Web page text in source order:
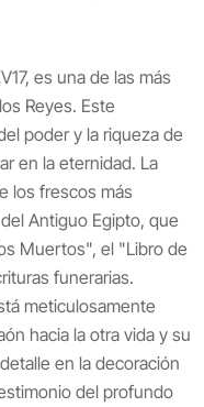
es una de las más
Reyes. Este
poder y la riqueza de
en la eternidad. La
los frescos más
Antiguo Egipto, que
Muertos", el "Libro de
funerarias.
meticulosamente
hacia la otra vida y su
en la decoración
del profundo